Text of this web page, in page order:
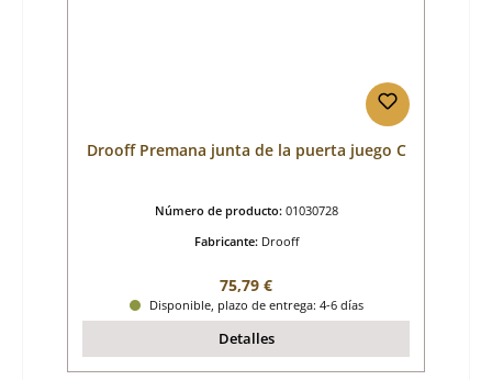
Drooff Premana junta de la puerta juego C
Número de producto: 01030728
Fabricante: Drooff
Precio normal:
75,79 €
Disponible, plazo de entrega: 4-6 días
Detalles